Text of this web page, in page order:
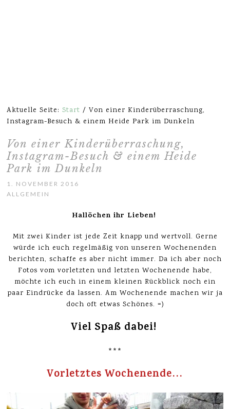
Aktuelle Seite:Start / Von einer Kinderüberraschung,
Instagram-Besuch & einem Heide Park im Dunkeln
Von einer Kinderüberraschung,
Instagram-Besuch & einem Heide
Park im Dunkeln
1. NOVEMBER 2016
ALLGEMEIN
Hallöchen ihr Lieben!
Mit zwei Kinder ist jede Zeit knapp und wertvoll. Gerne
würde ich euch regelmäßig von unseren Wochenenden
berichten, schaffe es aber nicht immer. Da ich aber noch
Fotos vom vorletzten und letzten Wochenende habe,
möchte ich euch in einem kleinen Rückblick noch ein
paar Eindrücke da lassen. Am Wochenende machen wir ja
doch oft etwas Schönes. =)
Viel Spaß dabei!
***
Vorletztes Wochenende…